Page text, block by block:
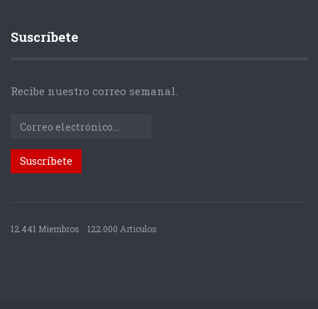
Suscríbete
Recibe nuestro correo semanal.
12.441 Miembros 122.000 Articulos